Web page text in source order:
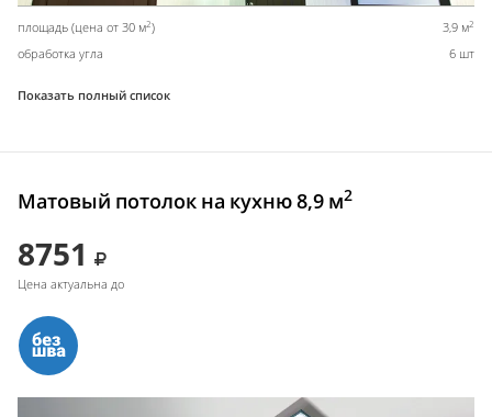
площадь (цена от 30 м2) 3,9 м2
обработка угла 6 шт
Показать полный список
Матовый потолок на кухню 8,9 м2
8751
Цена актуальна до